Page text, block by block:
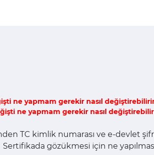
ne yapmam gerekir nasıl
ne yapmam gerekir nasıl
TC kimlik numarası ve e-devlet
gözükmesi için ne